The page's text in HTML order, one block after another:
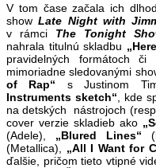
V tom čase začala ich
showLate Night with
v rámci
The Tonight
nahrala titulnú skladbu
pravidelných formátoch či
mimoriadne sledovanými
of Rap“ s Justinom
Instruments sketch“ , kde
na detských nástrojoch
cover verzie skladieb ako
(Adele), „Blured Lines“
(Metallica), „All I Want for
ďalšie, pričom tieto vtipné